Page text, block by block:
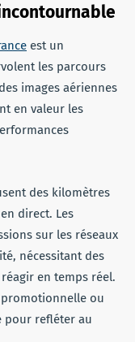
est un
les parcours
images aériennes
en valeur les
des kilomètres
direct. Les
sur les réseaux
nécessitant des
en temps réel.
ou
pour refléter au